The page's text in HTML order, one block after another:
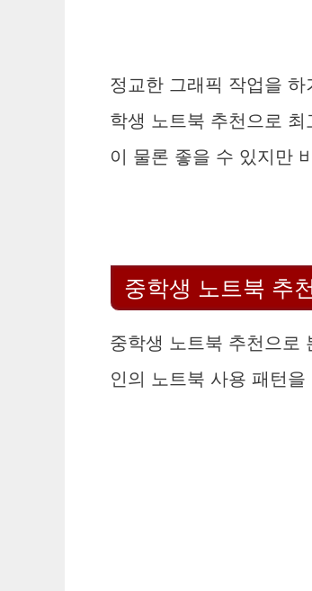
정교한 그래픽 작업을
학생 노트북 추천으로
이 물론 좋을 수 있지만
중학생 노트북 추
중학생 노트북 추천으로
인의 노트북 사용 패턴